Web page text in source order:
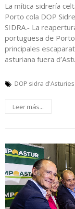
La mítica sidrería
Porto cola DOP
SIDRA.- La
portuguesa de
principales
asturiana fuera
DOP sidra d'Asturies
Leer más...